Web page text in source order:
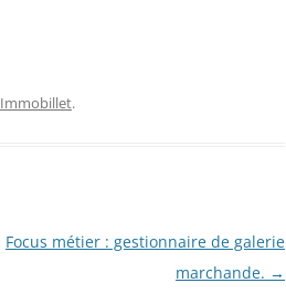
Immobillet.
Focus métier : gestionnaire de galerie
marchande. →